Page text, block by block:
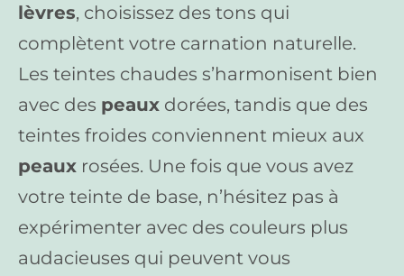
lèvres, choisissez des tons qui
complètent votre carnation naturelle.
Les teintes chaudes s’harmonisent bien
avec des peaux dorées, tandis que des
teintes froides conviennent mieux aux
peaux rosées. Une fois que vous avez
votre teinte de base, n’hésitez pas à
expérimenter avec des couleurs plus
audacieuses qui peuvent vous